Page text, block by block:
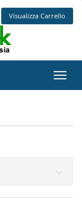
Visualizza Carrello